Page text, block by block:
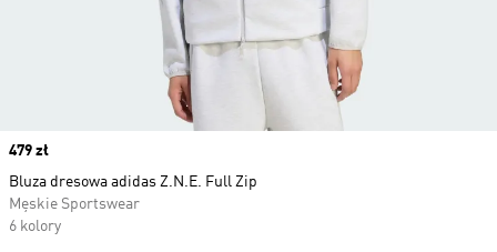
Price
479 zł
Bluza dresowa adidas Z.N.E. Full Zip
Męskie Sportswear
6 kolory